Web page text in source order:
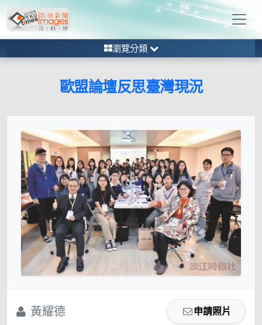
瀏覽分類
歐盟論壇反思臺灣現況
黃耀德 申請照片